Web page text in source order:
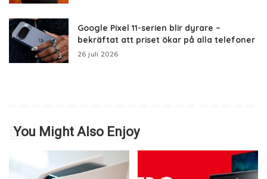
Google Pixel 11-serien blir dyrare –
bekräftat att priset ökar på alla telefoner
26 juli 2026
You Might Also Enjoy